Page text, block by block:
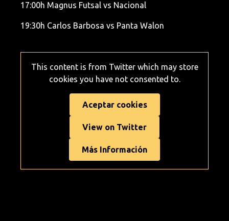
17:00h Magnus Futsal vs Nacional
19:30h Carlos Barbosa vs Panta Walon
This content is from Twitter which may store
cookies you have not consented to.
Aceptar cookies
View on Twitter
Más Información